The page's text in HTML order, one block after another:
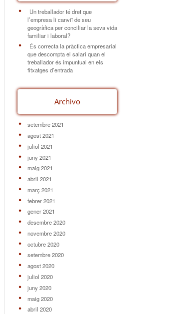
Un treballador té dret que
l’empresa li canviï de seu
geogràfica per conciliar la seva vida
familiar i laboral?
És correcta la pràctica empresarial
que descompta el salari quan el
treballador és impuntual en els
fitxatges d’entrada
Archivo
setembre 2021
agost 2021
juliol 2021
juny 2021
maig 2021
abril 2021
març 2021
febrer 2021
gener 2021
desembre 2020
novembre 2020
octubre 2020
setembre 2020
agost 2020
juliol 2020
juny 2020
maig 2020
abril 2020